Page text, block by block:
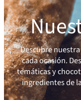
Descubre
cada ocasión.
temáticas y
ingredientes de